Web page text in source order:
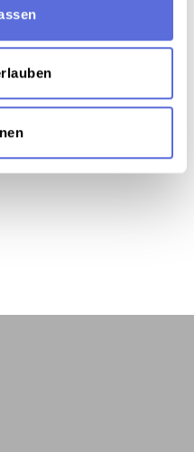
exhibitions